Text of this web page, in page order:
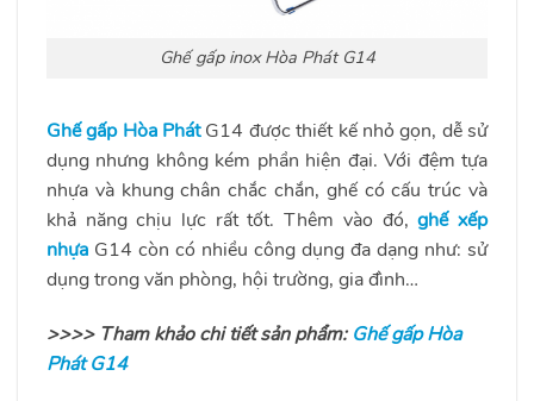
Ghế gấp inox Hòa Phát G14
Ghế gấp Hòa PhátG14 được thiết kế nhỏ gọn, dễ sử
dụng nhưng không kém phần hiện đại. Với đệm tựa
nhựa và khung chân chắc chắn, ghế có cấu trúc và
khả năng chịu lực rất tốt. Thêm vào đó,ghế xếp
nhựa G14 còn có nhiều công dụng đa dạng như: sử
dụng trong văn phòng, hội trường, gia đình…
>>>> Tham khảo chi tiết sản phẩm: Ghế gấp Hòa
Phát G14